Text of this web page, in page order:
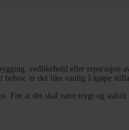
vedlikehold eller
er det like vanlig å kjøpe
For at det skal være trygt og